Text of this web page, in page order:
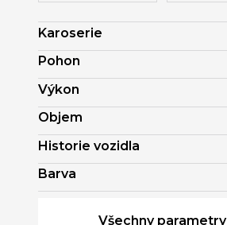
Karoserie
Pohon
Výkon
Objem
Historie vozidla
Barva
Všechny parametry